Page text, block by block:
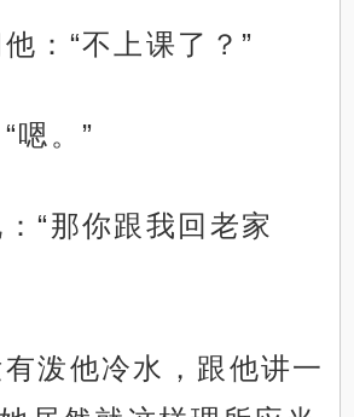
：“不上课了？”
嗯。”
“那你跟我回老家
泼他冷水，跟他讲一